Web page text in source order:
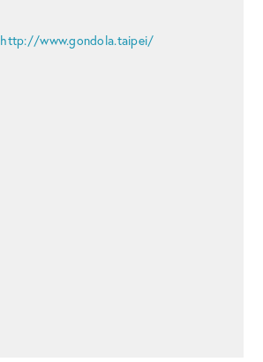
http://www.gondola.taipei/